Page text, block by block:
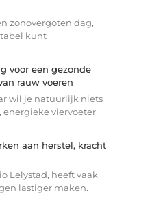
zonovergoten dag,
kunt
voor een gezonde
rauw voeren
wil je natuurlijk niets
energieke viervoeter
aan herstel, kracht
Lelystad, heeft vaak
lastiger maken.